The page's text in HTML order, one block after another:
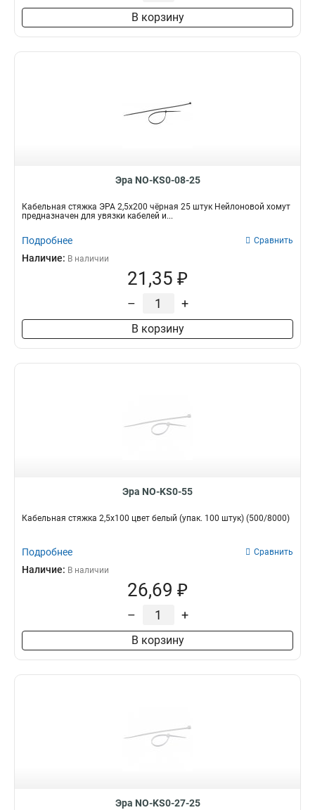
В корзину
Эра NO-KS0-08-25
Кабельная стяжка ЭРА 2,5х200 чёрная 25 штук Нейлоновой хомут
предназначен для увязки кабелей и...
Подробнее Сравнить
Наличие: В наличии
21,35 ₽
– +
В корзину
Эра NO-KS0-55
Кабельная стяжка 2,5х100 цвет белый (упак. 100 штук) (500/8000)
Подробнее Сравнить
Наличие: В наличии
26,69 ₽
– +
В корзину
Эра NO-KS0-27-25